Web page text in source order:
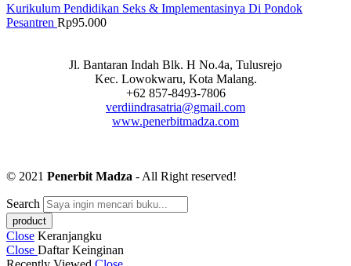
Kurikulum Pendidikan Seks & Implementasinya Di Pondok
Pesantren Rp95.000
Jl. Bantaran Indah Blk. H No.4a, Tulusrejo
Kec. Lowokwaru, Kota Malang.
+62 857-8493-7806
verdiindrasatria@gmail.com
www.penerbitmadza.com
© 2021 Penerbit Madza - All Right reserved!
Search
Close Keranjangku
Close Daftar Keinginan